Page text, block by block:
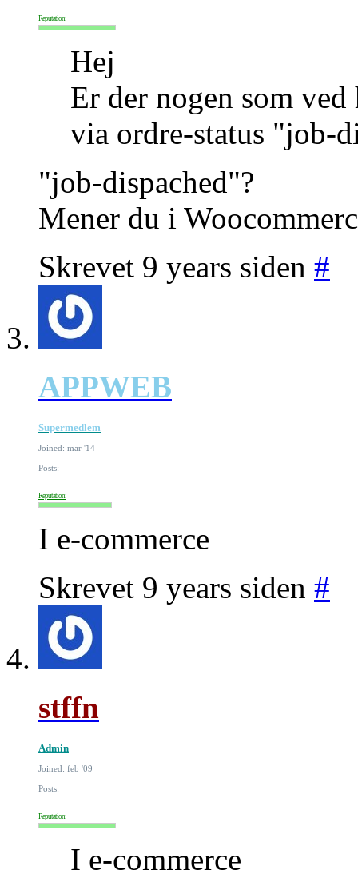
Reputation:
Hej
Er der nogen som
via ordre-status "job-
"job-dispached"?
Mener du i
Skrevet 9 years siden #
APPWEB
Supermedlem
Joined: mar '14
Posts:
Reputation:
I e-commerce
Skrevet 9 years siden #
stffn
Admin
Joined: feb '09
Posts:
Reputation:
I e-commerce